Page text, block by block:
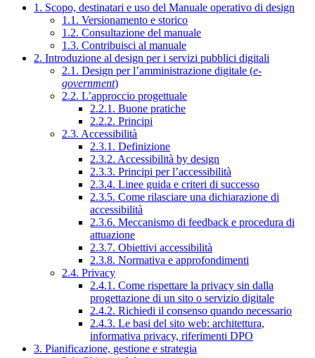
1. Scopo, destinatari e uso del Manuale operativo di design
1.1. Versionamento e storico
1.2. Consultazione del manuale
1.3. Contribuisci al manuale
2. Introduzione al design per i servizi pubblici digitali
2.1. Design per l’amministrazione digitale (e-
government)
2.2. L’approccio progettuale
2.2.1. Buone pratiche
2.2.2. Principi
2.3. Accessibilità
2.3.1. Definizione
2.3.2. Accessibilità by design
2.3.3. Principi per l’accessibilità
2.3.4. Linee guida e criteri di successo
2.3.5. Come rilasciare una dichiarazione di
accessibilità
2.3.6. Meccanismo di feedback e procedura di
attuazione
2.3.7. Obiettivi accessibilità
2.3.8. Normativa e approfondimenti
2.4. Privacy
2.4.1. Come rispettare la privacy sin dalla
progettazione di un sito o servizio digitale
2.4.2. Richiedi il consenso quando necessario
2.4.3. Le basi del sito web: architettura,
informativa privacy, riferimenti DPO
3. Pianificazione, gestione e strategia